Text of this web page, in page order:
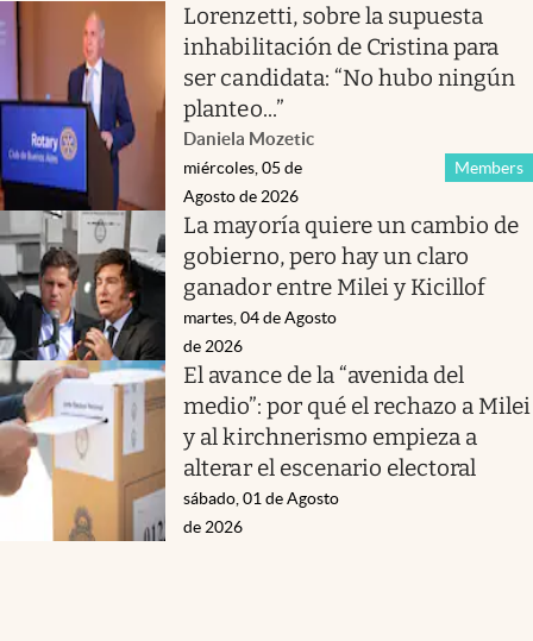
Lorenzetti, sobre la supuesta
inhabilitación de Cristina para
ser candidata: “No hubo ningún
planteo...”
Daniela Mozetic
Members
miércoles, 05 de
Agosto de 2026
La mayoría quiere un cambio de
gobierno, pero hay un claro
ganador entre Milei y Kicillof
martes, 04 de Agosto
de 2026
El avance de la “avenida del
medio”: por qué el rechazo a Milei
y al kirchnerismo empieza a
alterar el escenario electoral
sábado, 01 de Agosto
de 2026